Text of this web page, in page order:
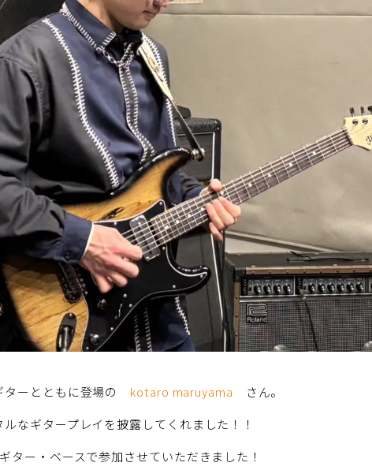
ターとともに登場の kotaro maruyama さん。
なギタープレイを披露してくれました！！
ター・ベースで参加させていただきました！